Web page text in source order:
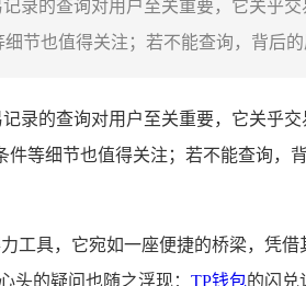
录的查询对用户至关重要，它关乎
节也值得关注；若不能查询，背后的
录的查询对用户至关重要，它关乎交
等细节也值得关注；若不能查询，
工具，它宛如一座便捷的桥梁，凭
头的疑问也随之浮现： TP钱包的闪兑